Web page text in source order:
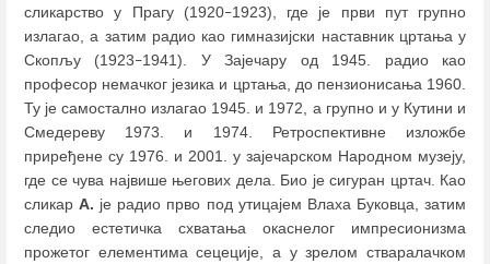
сликарство у Прагу (1920–1923), где је први пут групно
излагао, а затим радио као гимназијски наставник цртања у
Скопљу (1923–1941). У Зајечару од 1945. радио као
професор немачког језика и цртања, до пензионисања 1960.
Ту је самостално излагао 1945. и 1972, а групно и у Кутини и
Смедереву 1973. и 1974. Ретроспективне изложбе
приређене су 1976. и 2001. у зајечарском Народном музеју,
где се чува највише његових дела. Био је сигуран цртач. Као
сликарА. је радио прво под утицајем Влаха Буковца, затим
следио естетичка схватања окаснелог импресионизма
прожетог елементима сецеције, а у зрелом стваралачком